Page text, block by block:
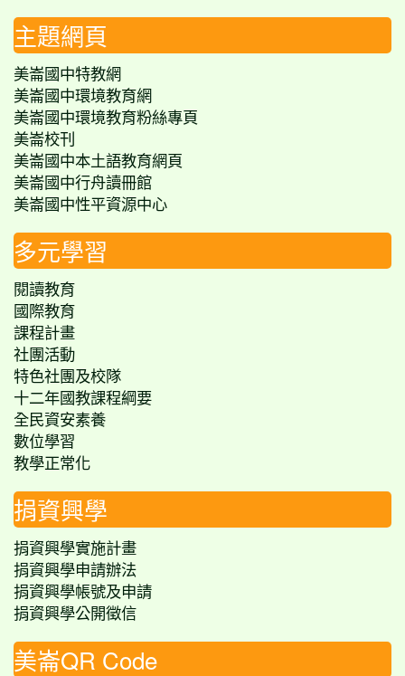
主題網頁
美崙國中特教網
美崙國中環境教育網
美崙國中環境教育粉絲專頁
美崙校刊
美崙國中本土語教育網頁
美崙國中行舟讀冊館
美崙國中性平資源中心
多元學習
閱讀教育
國際教育
課程計畫
社團活動
特色社團及校隊
十二年國教課程綱要
全民資安素養
數位學習
教學正常化
捐資興學
捐資興學實施計畫
捐資興學申請辦法
捐資興學帳號及申請
捐資興學公開徵信
美崙QR Code